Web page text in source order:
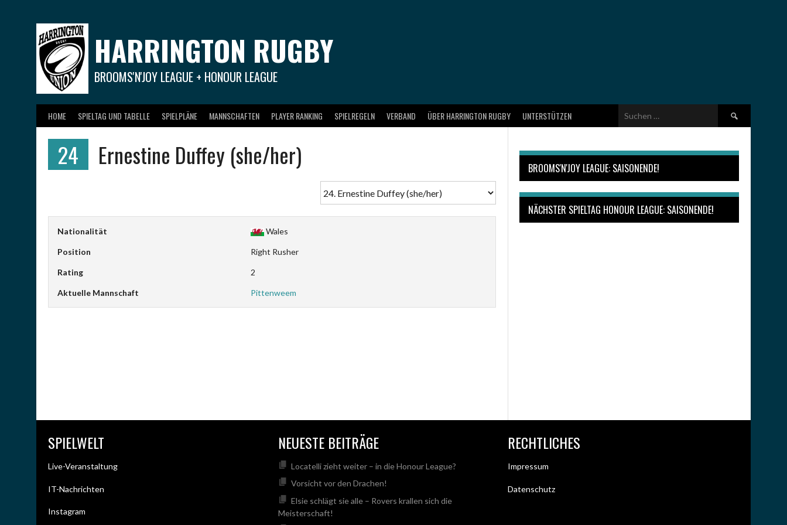
HARRINGTON RUGBY
BROOMS'N'JOY LEAGUE + HONOUR LEAGUE
HOME SPIELTAG UND TABELLE SPIELPLÄNE MANNSCHAFTEN PLAYER RANKING SPIELREGELN VERBAND ÜBER HARRINGTON RUGBY UNTERSTÜTZEN
Suchen
nach:
24 Ernestine Duffey (she/her)
Nationalität Wales
Position Right Rusher
Rating 2
Aktuelle Mannschaft Pittenweem
BROOMS'N'JOY LEAGUE: SAISONENDE!
NÄCHSTER SPIELTAG HONOUR LEAGUE: SAISONENDE!
SPIELWELT
Live-Veranstaltung
IT-Nachrichten
Instagram
NEUESTE BEITRÄGE
Locatelli zieht weiter – in die Honour League?
Vorsicht vor den Drachen!
Elsie schlägt sie alle – Rovers krallen sich die
Meisterschaft!
RECHTLICHES
Impressum
Datenschutz